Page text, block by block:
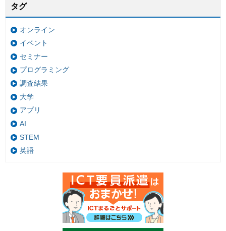
タグ
オンライン
イベント
セミナー
プログラミング
調査結果
大学
アプリ
AI
STEM
英語